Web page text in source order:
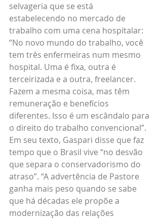
selvageria que se está
estabelecendo no mercado de
trabalho com uma cena hospitalar:
“No novo mundo do trabalho, você
tem três enfermeiras num mesmo
hospital. Uma é fixa, outra é
terceirizada e a outra, freelancer.
Fazem a mesma coisa, mas têm
remuneração e benefícios
diferentes. Isso é um escândalo para
o direito do trabalho convencional”.
Em seu texto, Gaspari disse que faz
tempo que o Brasil vive “no desvão
que separa o conservadorismo do
atraso”. “A advertência de Pastore
ganha mais peso quando se sabe
que há décadas ele propõe a
modernização das relações